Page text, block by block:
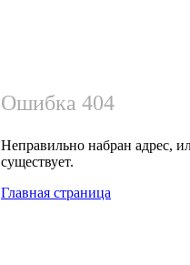
Ошибка 404
Неправильно набран адрес,
существует.
Главная страница